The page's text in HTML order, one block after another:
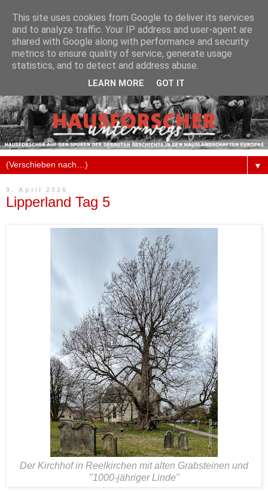
▼
9. April 2026
Lipperland Tag 5
Der Kirchhof in Reelkirchen mit alten Grabsteinen und
"1000-jähriger Linde"
This site uses cookies from Google to deliver its services
and to analyze traffic. Your IP address and user-agent are
shared with Google along with performance and security
metrics to ensure quality of service, generate usage
statistics, and to detect and address abuse.
LEARN MORE GOT IT